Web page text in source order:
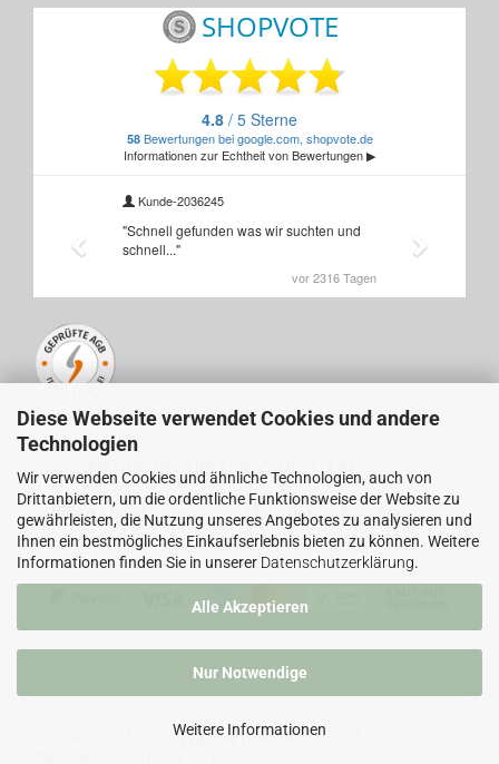
Diese Webseite verwendet Cookies und andere
Technologien
Wir verwenden Cookies und ähnliche Technologien, auch von
Drittanbietern, um die ordentliche Funktionsweise der Website zu
gewährleisten, die Nutzung unseres Angebotes zu analysieren und
Ihnen ein bestmögliches Einkaufserlebnis bieten zu können. Weitere
Informationen finden Sie in unserer Datenschutzerklärung.
Alle Akzeptieren
Nur Notwendige
Weitere Informationen
SICHER UND BEQUEM EINKAUFEN MIT
Onlineshop Lösungby Gambio.de © 2023